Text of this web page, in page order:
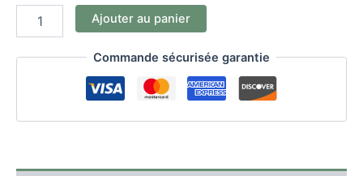
Ajouter au panier
Commande sécurisée garantie